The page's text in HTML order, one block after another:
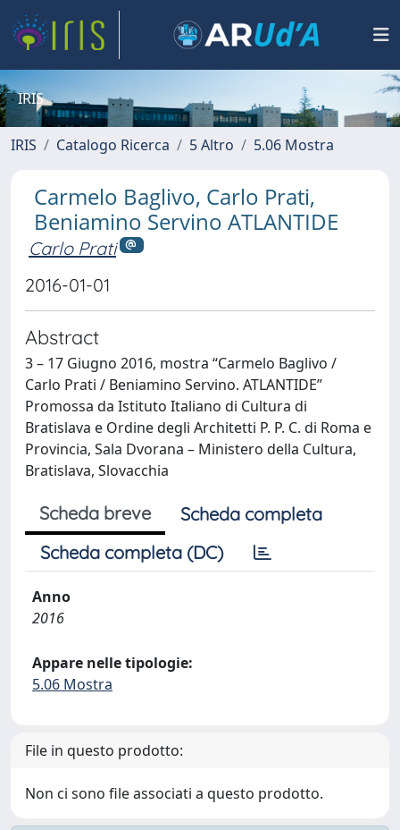
IRIS
IRIS Catalogo Ricerca 5 Altro 5.06 Mostra
Carmelo Baglivo, Carlo Prati,
Beniamino Servino ATLANTIDE
Carlo Prati
2016-01-01
Abstract
3 – 17 Giugno 2016, mostra “Carmelo Baglivo /
Carlo Prati / Beniamino Servino. ATLANTIDE”
Promossa da Istituto Italiano di Cultura di
Bratislava e Ordine degli Architetti P. P. C. di Roma e
Provincia, Sala Dvorana – Ministero della Cultura,
Bratislava, Slovacchia
Scheda breve
Scheda completa
Scheda completa (DC)
Anno
2016
Appare nelle tipologie:
5.06 Mostra
File in questo prodotto:
Non ci sono file associati a questo prodotto.